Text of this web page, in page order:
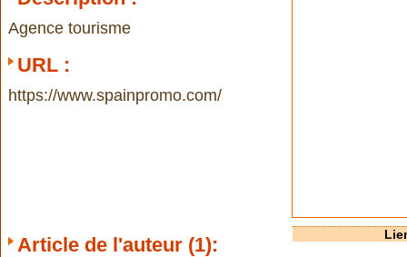
Agence tourisme
URL :
https://www.spainpromo.com/
Article de l'auteur (1):